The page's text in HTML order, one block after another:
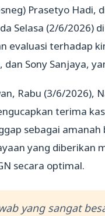
Prasetyo Hadi,
Selasa (2/6/2026)
evaluasi terhadap
Sony Sanjaya,
Rabu (3/6/2026),
terima
sebagai
yang
secara optimal.
yang sangat